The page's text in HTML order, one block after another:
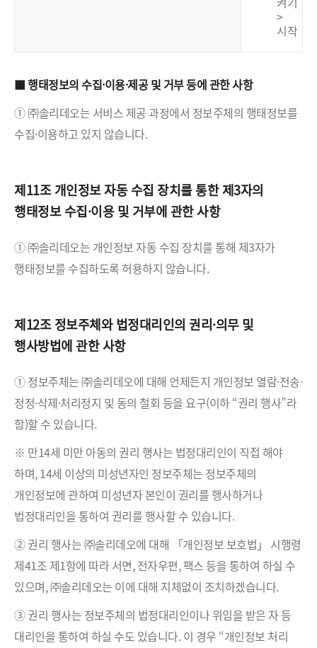
>
시작
■ 행태정보의 수집·이용·제공 및 거부 등에 관한 사항
① ㈜솔리데오는 서비스 제공 과정에서 정보주체의 행태정보를
수집·이용하고 있지 않습니다.
제11조 개인정보 자동 수집 장치를 통한 제3자의
행태정보 수집·이용 및 거부에 관한 사항
① ㈜솔리데오는 개인정보 자동 수집 장치를 통해 제3자가
행태정보를 수집하도록 허용하지 않습니다.
제12조 정보주체와 법정대리인의 권리·의무 및
행사방법에 관한 사항
① 정보주체는 ㈜솔리데오에 대해 언제든지 개인정보 열람·전송·
정정·삭제·처리정지 및 동의 철회 등을 요구(이하 “권리 행사”라
함)할 수 있습니다.
※ 만14세 미만 아동의 권리 행사는 법정대리인이 직접 해야
하며, 14세 이상의 미성년자인 정보주체는 정보주체의
개인정보에 관하여 미성년자 본인이 권리를 행사하거나
법정대리인을 통하여 권리를 행사할 수 있습니다.
② 권리 행사는 ㈜솔리데오에 대해 「개인정보 보호법」 시행령
제41조 제1항에 따라 서면, 전자우편, 팩스 등을 통하여 하실 수
있으며, ㈜솔리데오는 이에 대해 지체없이 조치하겠습니다.
③ 권리 행사는 정보주체의 법정대리인이나 위임을 받은 자 등
대리인을 통하여 하실 수도 있습니다. 이 경우 “개인정보 처리